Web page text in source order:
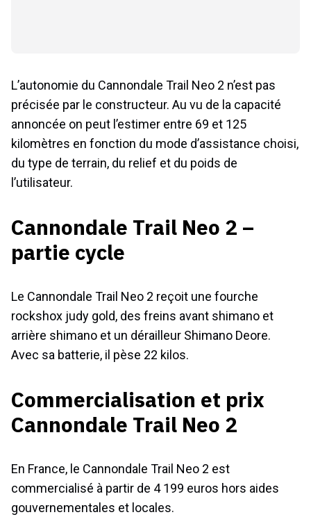
L’autonomie du Cannondale Trail Neo 2 n’est pas
précisée par le constructeur. Au vu de la capacité
annoncée on peut l’estimer entre 69 et 125
kilomètres en fonction du mode d’assistance choisi,
du type de terrain, du relief et du poids de
l’utilisateur.
Cannondale Trail Neo 2 –
partie cycle
Le Cannondale Trail Neo 2 reçoit une fourche
rockshox judy gold, des freins avant shimano et
arrière shimano et un dérailleur Shimano Deore.
Avec sa batterie, il pèse 22 kilos.
Commercialisation et prix
Cannondale Trail Neo 2
En France, le Cannondale Trail Neo 2 est
commercialisé à partir de 4 199 euros hors aides
gouvernementales et locales.